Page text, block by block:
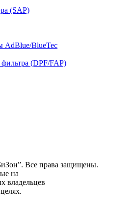
(SAP)
AdBlue/BlueTec
(DPF/FAP)
Все права защищены.
на
владельцев